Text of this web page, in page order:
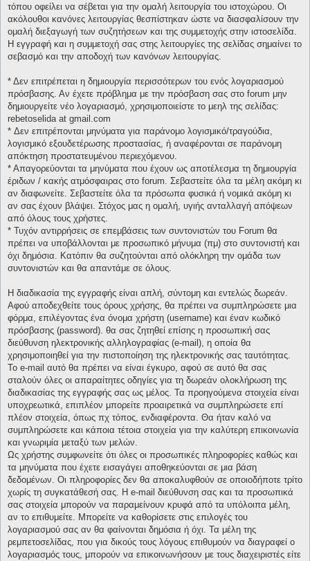
τόπου οφείλει να σέβεται για την ομαλή λειτουργία του ιστοχώρου. Οι
ακόλουθοι κανόνες λειτουργίας θεσπίστηκαν ώστε να διασφαλίσουν την
ομαλή διεξαγωγή των συζητήσεων και της συμμετοχής στην ιστοσελίδα.
Η εγγραφή και η συμμετοχή σας στης λειτουργίες της σελίδας σημαίνει το
σεβασμό και την αποδοχή των κανόνων λειτουργίας.
* Δεν επιτρέπεται η δημιουργία περισσότερων του ενός λογαριασμού
πρόσβασης. Αν έχετε πρόβλημα με την πρόσβαση σας στο forum μην
δημιουργείτε νέο λογαριασμό, χρησιμοποιείστε το μεηλ της σελίδας:
rebetoselida at gmail.com
* Δεν επιτρέπονται μηνύματα για παράνομο λογισμικό/τραγούδια,
λογισμικό εξουδετέρωσης προστασίας, ή αναφέρονται σε παράνομη
απόκτηση προστατευμένου περιεχόμενου.
* Απαγορεύονται τα μηνύματα που έχουν ως αποτέλεσμα τη δημιουργία
έριδων / κακής ατμόσφαιρας στο forum. Σεβαστείτε όλα τα μέλη ακόμη κι
αν διαφωνείτε. Σεβαστείτε όλα τα πρόσωπα φυσικά ή νομικά ακόμη κι
αν σας έχουν βλάψει. Στόχος μας η ομαλή, υγιής ανταλλαγή απόψεων
από όλους τους χρήστες.
* Τυχόν αντιρρήσεις σε επεμβάσεις των συντονιστών του Forum θα
πρέπει να υποβάλλονται με προσωπικό μήνυμα (πμ) στο συντονιστή και
όχι δημόσια. Κατόπιν θα συζητούνται από ολόκληρη την ομάδα των
συντονιστών και θα απαντάμε σε όλους.
Η διαδικασία της εγγραφής είναι απλή, σύντομη και εντελώς δωρεάν.
Αφού αποδεχθείτε τους όρους χρήσης, θα πρέπει να συμπληρώσετε μια
φόρμα, επιλέγοντας ένα όνομα χρήστη (username) και έναν κωδικό
πρόσβασης (password). θα σας ζητηθεί επίσης η προσωπική σας
διεύθυνση ηλεκτρονικής αλληλογραφίας (e-mail), η οποία θα
χρησιμοποιηθεί για την πιστοποίηση της ηλεκτρονικής σας ταυτότητας.
Το e-mail αυτό θα πρέπει να είναι έγκυρο, αφού σε αυτό θα σας
σταλούν όλες οι απαραίτητες οδηγίες για τη δωρεάν ολοκλήρωση της
διαδικασίας της εγγραφής σας ως μέλος. Τα προηγούμενα στοιχεία είναι
υποχρεωτικά, επιπλέον μπορείτε προαιρετικά να συμπληρώσετε επί
πλέον στοιχεία, όπως πχ τόπος, ενδιαφέροντα. Θα ήταν καλό να
συμπληρώσετε και κάποια τέτοια στοιχεία για την καλύτερη επικοινωνία
και γνωριμία μεταξύ των μελών.
Ως χρήστης συμφωνείτε ότι όλες οι προσωπικές πληροφορίες καθώς και
τα μηνύματα που έχετε εισαγάγει αποθηκεύονται σε μια βάση
δεδομένων. Οι πληροφορίες δεν θα αποκαλυφθούν σε οποιοδήποτε τρίτο
χωρίς τη συγκατάθεσή σας. Η e-mail διεύθυνση σας και τα προσωπικά
σας στοιχεία μπορούν να παραμείνουν κρυφά από τα υπόλοιπα μέλη,
αν το επιθυμείτε. Μπορείτε να καθορίσετε στις επιλογές του
λογαριασμού σας αν θα φαίνονται δημόσια ή όχι. Τα μέλη της
ρεμπετοσελίδας, που για δικούς τους λόγους επιθυμούν να διαγραφεί ο
λογαριασμός τους, μπορούν να επικοινωνήσουν με τους διαχειριστές είτε